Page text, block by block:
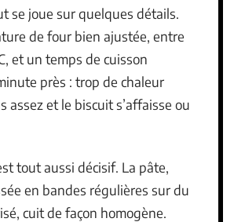
se joue sur quelques détails.
de four bien ajustée, entre
et un temps de cuisson
près : trop de chaleur
assez et le biscuit s’affaisse ou
tout aussi décisif. La pâte,
en bandes régulières sur du
cuit de façon homogène.